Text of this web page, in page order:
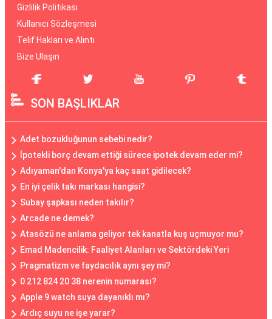
Gizlilik Politikası
Kullanıcı Sözleşmesi
Telif Hakları ve Alıntı
Bize Ulaşın
SON BAŞLIKLAR
Adet bozukluğunun sebebi nedir?
İpotekli borç devam ettiği sürece ipotek devam eder mi?
Adıyaman'dan Konya'ya kaç saat gidilecek?
En iyi çelik takı markası hangisi?
Subay şapkası neden takılır?
Arcade ne demek?
Atasözü ne anlama geliyor tek kanatla kuş uçmuyor mu?
Emad Madencilik: Faaliyet Alanları ve Sektördeki Yeri
Pragmatizm ve faydacılık aynı şey mi?
0 212 824 20 38 nerenin numarası?
Apple 9 watch suya dayanıklı mı?
Ardıç suyu ne işe yarar?